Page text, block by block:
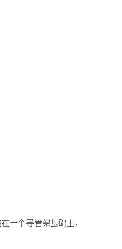
一个导管架基础上，